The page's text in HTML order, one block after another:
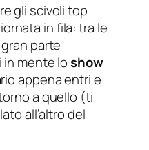
gli scivoli top
in fila: tra le
parte
in mente loshow
appena entri e
a quello (ti
all’altro del